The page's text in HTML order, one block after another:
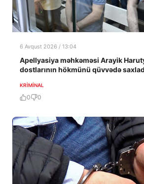
6 Avqust 2026 / 13:04
Apellyasiya məhkəməsi Arayik
dostlarının hökmünü qüvvədə
KRIMINAL
0 0